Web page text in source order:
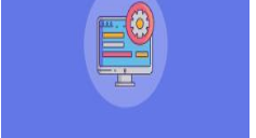
uniapp开发多类型性格测试小程序源码/
性格测试源码/支持流量主广告/无后台